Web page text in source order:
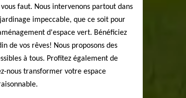
faut. Nous intervenons partout dans
impeccable, que ce soit pour
d'espace vert. Bénéficiez
de vos rêves! Nous proposons des
à tous. Profitez également de
nous transformer votre espace